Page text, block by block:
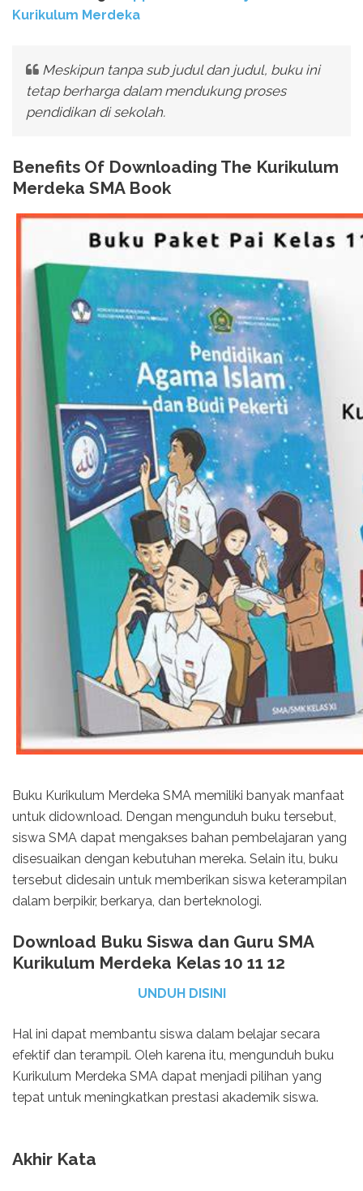
Kurikulum Merdeka
Meskipun tanpa sub judul dan judul, buku ini
tetap berharga dalam mendukung proses
pendidikan di sekolah.
Benefits Of Downloading The Kurikulum
Merdeka SMA Book
Buku Kurikulum Merdeka SMA memiliki banyak manfaat
untuk didownload. Dengan mengunduh buku tersebut,
siswa SMA dapat mengakses bahan pembelajaran yang
disesuaikan dengan kebutuhan mereka. Selain itu, buku
tersebut didesain untuk memberikan siswa keterampilan
dalam berpikir, berkarya, dan berteknologi.
Download Buku Siswa dan Guru SMA
Kurikulum Merdeka Kelas 10 11 12
UNDUH DISINI
Hal ini dapat membantu siswa dalam belajar secara
efektif dan terampil. Oleh karena itu, mengunduh buku
Kurikulum Merdeka SMA dapat menjadi pilihan yang
tepat untuk meningkatkan prestasi akademik siswa.
Akhir Kata